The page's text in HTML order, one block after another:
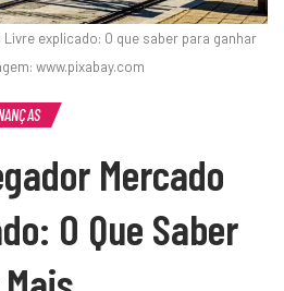
explicado: O que saber para ganhar
www.pixabay.com
Mercado
O Que Saber